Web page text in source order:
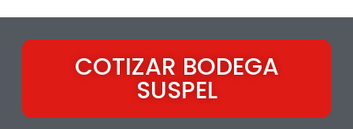
COTIZAR BODEGA
SUSPEL